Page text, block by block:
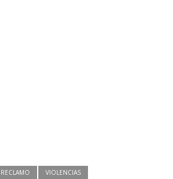
RECLAMO VIOLENCIAS